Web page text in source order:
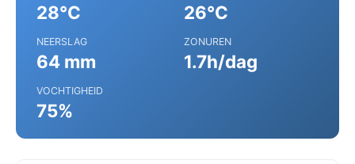
28°C 26°C
NEERSLAG
64 mm
ZONUREN
1.7h/dag
VOCHTIGHEID
75%